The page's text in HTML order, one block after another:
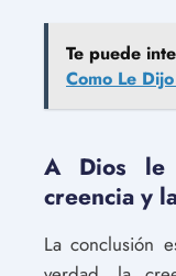
Te puede
Como Le
A Dios le
creencia y
La conclusión